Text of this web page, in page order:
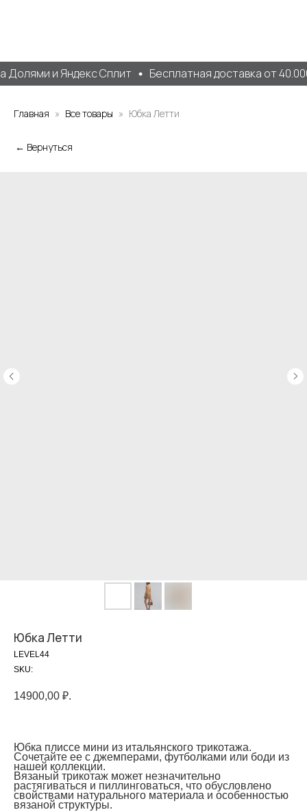
Долями и Яндекс Сплит Бесплатная доставка от
Главная Все товары Юбка Летти
← Вернуться
Юбка Летти
LEVEL44
SKU:
14900,00 ₽.
Юбка плиссе мини из итальянского трикотажа.
Сочетайте ее с джемперами, футболками или боди из
нашей коллекции.
Вязаный трикотаж может незначительно
растягиваться и пиллинговаться, что обусловлено
свойствами натурального материала и особенностью
вязаной структуры.
info@frwl.store